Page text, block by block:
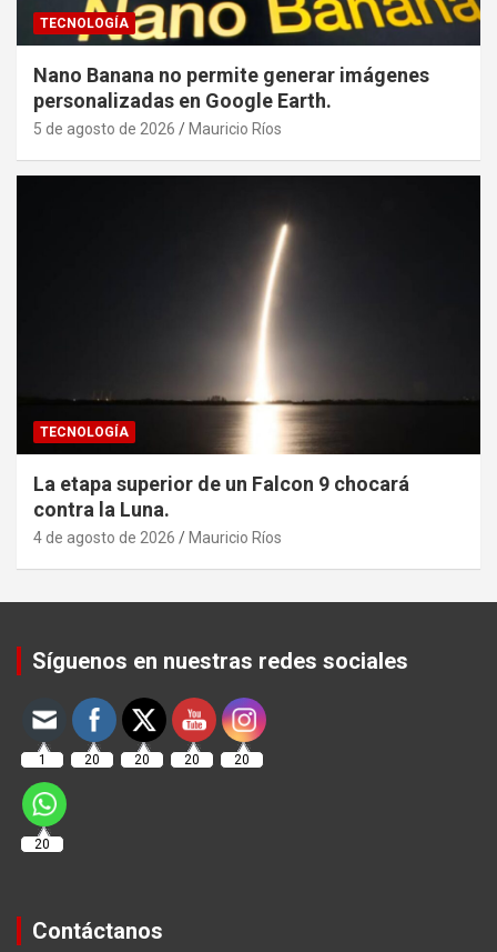
TECNOLOGÍA
Nano Banana no permite generar imágenes
personalizadas en Google Earth.
5 de agosto de 2026 Mauricio Ríos
TECNOLOGÍA
La etapa superior de un Falcon 9 chocará
contra la Luna.
4 de agosto de 2026 Mauricio Ríos
Síguenos en nuestras redes sociales
1 20 20 20 20
20
Contáctanos